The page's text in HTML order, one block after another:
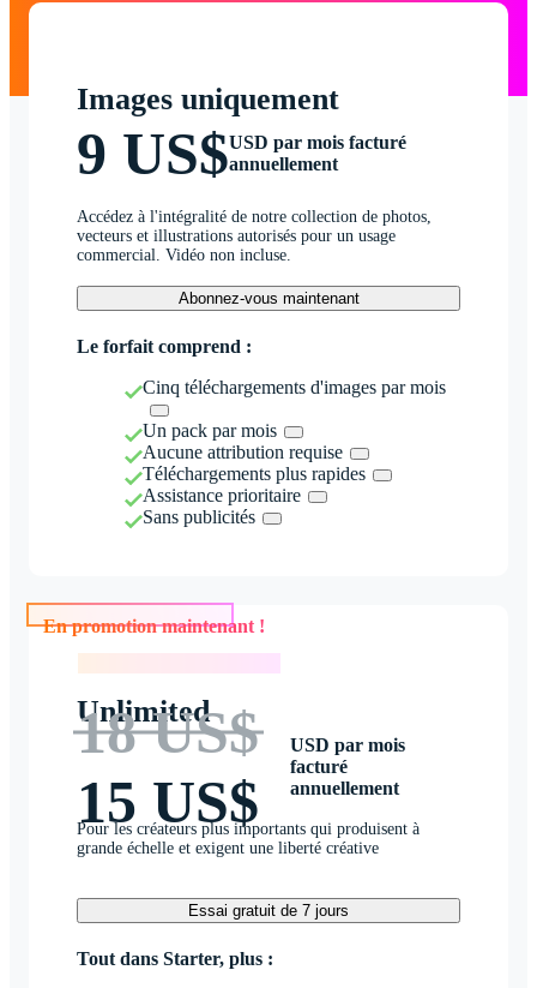
Images uniquement
9 US$USD par mois facturé
annuellement
Accédez à l'intégralité de notre collection de photos,
vecteurs et illustrations autorisés pour un usage
commercial. Vidéo non incluse.
Abonnez-vous maintenant
Le forfait comprend :
Cinq téléchargements d'images par mois
Un pack par mois
Aucune attribution requise
Téléchargements plus rapides
Assistance prioritaire
Sans publicités
En promotion maintenant !
Unlimited
18 US$
15 US$
USD par mois
facturé
annuellement
Pour les créateurs plus importants qui produisent à
grande échelle et exigent une liberté créative
Essai gratuit de 7 jours
Tout dans Starter, plus :